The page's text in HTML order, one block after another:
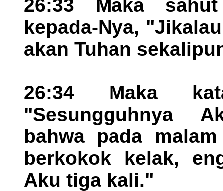
26:33 Maka
kepada-Nya,
akan Tuhan
26:34 Maka
"Sesungguhnya
bahwa pada
berkokok kelak,
Aku tiga kali."